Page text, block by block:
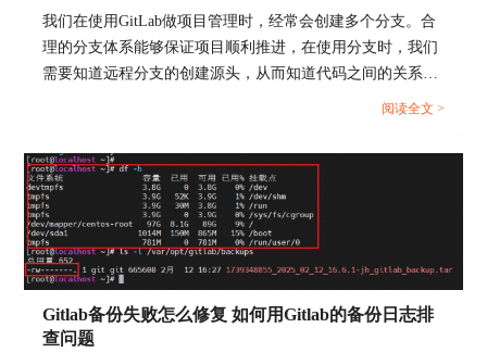
称】中输入新的名称，点击页面底部的【保存更
改】即可更改。
图3：修改项目名称
注意，更改项目名称并不会修改仓库的地址，如果
想要修改项目的URL地址，需要展开【高级】后，
修改URL路径，修改后要及时通知团队其他成员更
我们在使用GitLab做项目管理时，经常会创建多个分支。合
理的分支体系能够保证项目顺利推进，在使用分支时，我们
需要知道远程分支的创建源头，从而知道代码之间的关系，
避免合并冲突。拉取代码后，需要切换到指定分支开发，应
分支是基于哪个分支创建的，GitLab怎么切换当前开发分支
的相关内容。...
阅读全文 >
Gitlab备份失败怎么修复 如何用Gitlab的备份日志排
查问题